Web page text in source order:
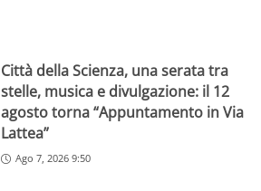
Città della Scienza, una serata tra
stelle, musica e divulgazione: il 12
agosto torna “Appuntamento in Via
Lattea”
Ago 7, 2026 9:50